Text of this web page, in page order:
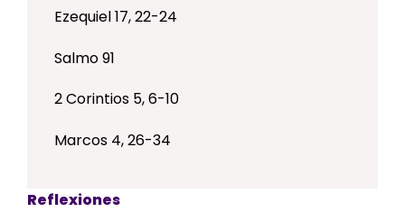
Ezequiel 17, 22-24
Salmo 91
2 Corintios 5, 6-10
Marcos 4, 26-34
Reflexiones